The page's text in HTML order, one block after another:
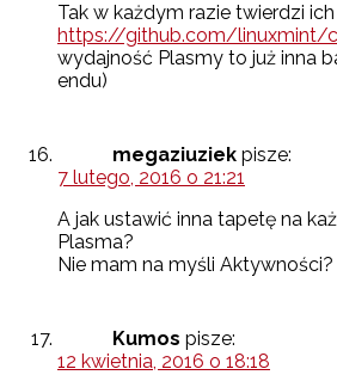
Tak w każdym razie twierdzi
https://github.com/linuxmint/
wydajność Plasmy to już inna
endu)
megaziuziek pisze:
7 lutego, 2016 o 21:21
A jak ustawić inna tapetę na
Plasma?
Nie mam na myśli Aktywności?
Kumos pisze:
12 kwietnia, 2016 o 18:18